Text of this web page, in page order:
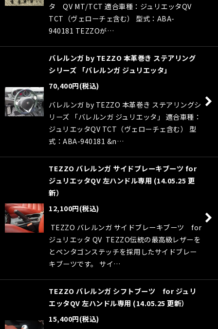
タ QV MT/TCT 適合車種：ジュリエッタQV
TCT（ヴェローチェ含む） 型式：ABA-
940181 TEZZOが…
バレルンガ by TEZZO 本革巻き ステアリング
シリーズ 「バレルンガ ジュリエッタ」
70,400円(税込)
バレルンガ by TEZZO 本革巻き ステアリングシ
リーズ 「バレルンガ ジュリエッタ」 適合車種：
ジュリエッタQV TCT（ヴェローチェ含む） 型
式：ABA-940181 &n…
TEZZO バレルンガ サイドブレーキブーツ for
ジュリエッタQV 左ハンドル専用 (14.05.25 更
新）
12,100円(税込)
TEZZO バレルンガ サイドブレーキブーツ for
ジュリエッタ QV TEZZO伝統の最高級レザーを
とペンタゴンステッチを採用したサイドブレー
キブーツです。 サイ…
TEZZO バレルンガ シフトブーツ for ジュリ
エッタQV 左ハンドル専用 (14.05.25 更新）
15,400円(税込)